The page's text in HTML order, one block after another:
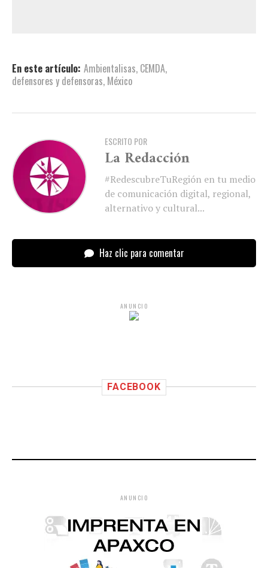
En este artículo: Ambientalisas, CEMDA,
defensores y defensoras, México
ESCRITO POR
La Redacción
#RedescubreTuRegión en tu medio
de comunicación digital, regional,
alternativo y cultural...
Haz clic para comentar
ANUNCIO
FACEBOOK
ANUNCIO